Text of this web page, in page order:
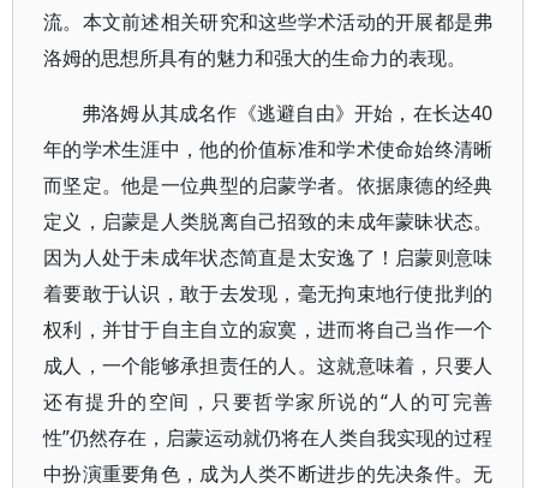
流。本文前述相关研究和这些学术活动的开展都是弗
洛姆的思想所具有的魅力和强大的生命力的表现。
弗洛姆从其成名作《逃避自由》开始，在长达40
年的学术生涯中，他的价值标准和学术使命始终清晰
而坚定。他是一位典型的启蒙学者。依据康德的经典
定义，启蒙是人类脱离自己招致的未成年蒙昧状态。
因为人处于未成年状态简直是太安逸了！启蒙则意味
着要敢于认识，敢于去发现，毫无拘束地行使批判的
权利，并甘于自主自立的寂寞，进而将自己当作一个
成人，一个能够承担责任的人。这就意味着，只要人
还有提升的空间，只要哲学家所说的“人的可完善
性”仍然存在，启蒙运动就仍将在人类自我实现的过程
中扮演重要角色，成为人类不断进步的先决条件。无